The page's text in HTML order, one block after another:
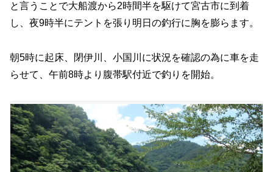
と言うことで大船渡から2時間半を駆けて宮古市に到着
し、夜9時半にテントを張り明日の釣行に胸を膨らます。
朝5時に起床、閉伊川、小国川に状況を確認の為に車を走
らせて、午前8時より腹帯駅付近で釣りを開始。